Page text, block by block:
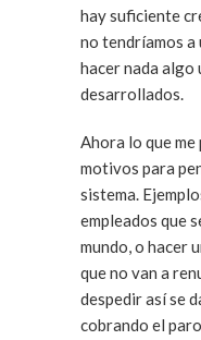
hay suficiente
no tendríamos a
hacer nada algo
desarrollados.
Ahora lo que
motivos para
sistema. Ejemplos: a mi me pasa que
empleados que se
mundo, o hacer
que no van a
despedir así se
cobrando el